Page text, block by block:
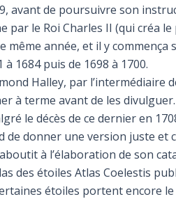
avant de poursuivre son
le Roi Charles II (qui créa
année, et il y commença
1684 puis de 1698 à 1700.
Halley, par
à terme avant de les
le décès de ce dernier en
de donner une version juste
à l’élaboration de son
des étoiles Atlas Coelestis
étoiles portent encore